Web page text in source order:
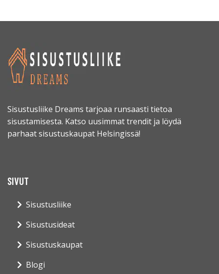
Sisustusliike Dreams tarjoaa runsaasti tietoa
sisustamisesta. Katso uusimmat trendit ja löydä
parhaat sisustuskaupat Helsingissä!
SIVUT
Sisustusliike
Sisustusideat
Sisustuskaupat
Blogi